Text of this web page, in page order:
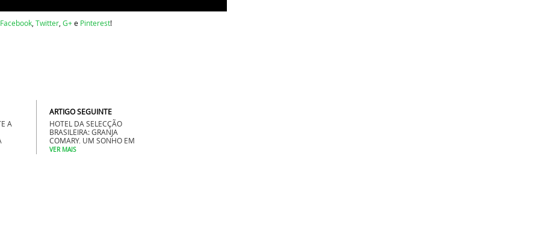
Facebook Twitter G+e Pinterest!
A
ARTIGO SEGUINTE
HOTEL DA SELECÇÃO
BRASILEIRA: GRANJA
COMARY, UM SONHO EM
TERESÓPOLIS
VER MAIS